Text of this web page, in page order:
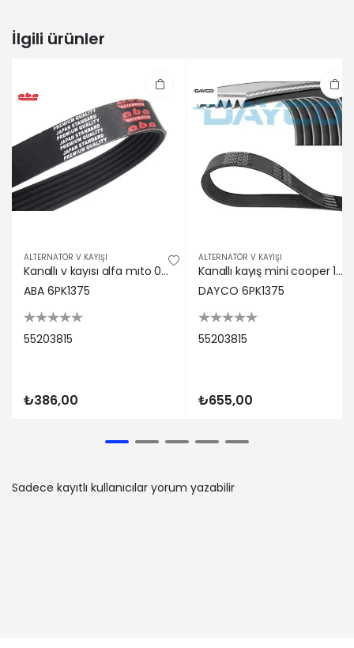
İlgili ürünler
ALTERNATÖR V KAYIŞI
Kanallı v kayısı alfa mıto 09> fıat 500l 12> bravo ıı 07>14 linea 09> 1.6d mtj 6pk 1375 Aba rulman 55203815
ABA 6PK1375
55203815
₺386,00
ALTERNATÖR V KAYIŞI
Kanallı kayış mini cooper 1.6 s works 16v 03-09 suzıkı lıana 1.4ddis 16v 04-06 paratı 1.0 8v dayco 55203815
DAYCO 6PK1375
55203815
₺655,00
Sadece kayıtlı kullanıcılar yorum yazabilir